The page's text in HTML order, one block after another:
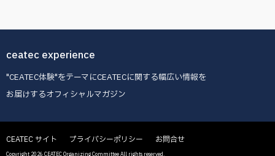
ceatec experience
"CEATEC体験"をテーマにCEATECに関する幅広い情報を
お届けするオフィシャルマガジン
CEATEC サイト プライバシーポリシー お問合せ